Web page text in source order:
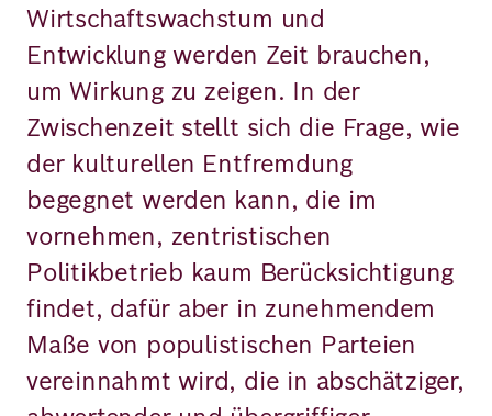
Wirtschaftswachstum und
Entwicklung werden Zeit brauchen,
um Wirkung zu zeigen. In der
Zwischenzeit stellt sich die Frage, wie
der kulturellen Entfremdung
begegnet werden kann, die im
vornehmen, zentristischen
Politikbetrieb kaum Berücksichtigung
findet, dafür aber in zunehmendem
Maße von populistischen Parteien
vereinnahmt wird, die in abschätziger,